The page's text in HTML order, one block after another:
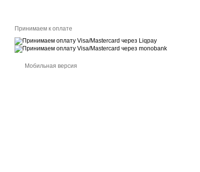
Принимаем к оплате
Мобильная версия